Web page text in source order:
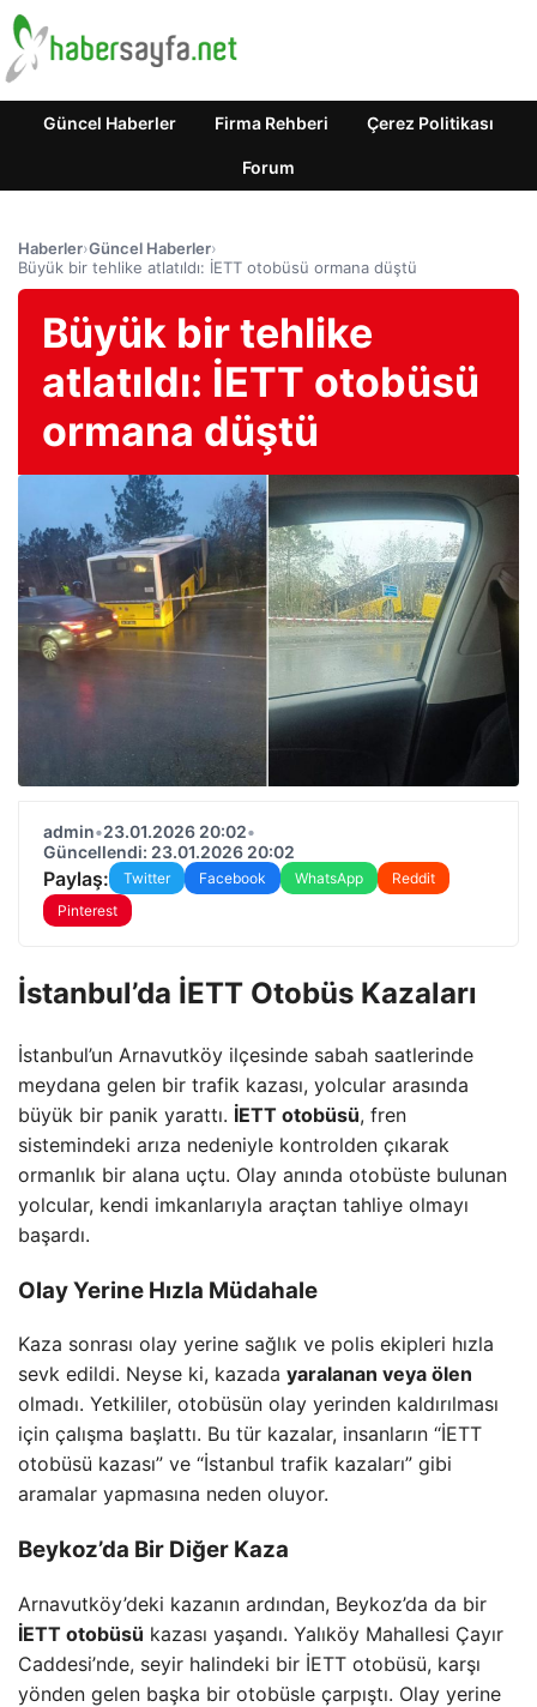
Güncel Haberler Firma Rehberi Çerez Politikası
Forum
Haberler›Güncel Haberler›
Büyük bir tehlike atlatıldı: İETT otobüsü ormana düştü
Büyük bir tehlike
atlatıldı: İETT otobüsü
ormana düştü
admin•23.01.2026 20:02•
Güncellendi: 23.01.2026 20:02
Paylaş: Twitter Facebook WhatsApp
Reddit
Pinterest
İstanbul’da İETT Otobüs Kazaları
İstanbul’un Arnavutköy ilçesinde sabah saatlerinde
meydana gelen bir trafik kazası, yolcular arasında
büyük bir panik yarattı. İETT otobüsü, fren
sistemindeki arıza nedeniyle kontrolden çıkarak
ormanlık bir alana uçtu. Olay anında otobüste bulunan
yolcular, kendi imkanlarıyla araçtan tahliye olmayı
başardı.
Olay Yerine Hızla Müdahale
Kaza sonrası olay yerine sağlık ve polis ekipleri hızla
sevk edildi. Neyse ki, kazada yaralanan veya ölen
olmadı. Yetkililer, otobüsün olay yerinden kaldırılması
için çalışma başlattı. Bu tür kazalar, insanların “İETT
otobüsü kazası” ve “İstanbul trafik kazaları” gibi
aramalar yapmasına neden oluyor.
Beykoz’da Bir Diğer Kaza
Arnavutköy’deki kazanın ardından, Beykoz’da da bir
İETT otobüsü kazası yaşandı. Yalıköy Mahallesi Çayır
Caddesi’nde, seyir halindeki bir İETT otobüsü, karşı
yönden gelen başka bir otobüsle çarpıştı. Olay yerine